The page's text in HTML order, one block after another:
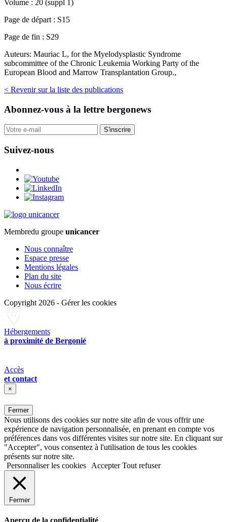
Volume : 20 (suppl 1)
Page de départ : S15
Page de fin : S29
Auteurs: Mauriac L, for the Myelodysplastic Syndrome
subcommittee of the Chronic Leukemia Working Party of the
European Blood and Marrow Transplantation Group.,
< Revenir sur la liste des publications
Abonnez-vous à la lettre bergonews
S'inscrire
Suivez-nous
Membredu groupe unicancer
Nous connaître
Espace presse
Mentions légales
Plan du site
Nous écrire
Copyright 2026 - Gérer les cookies
Hébergements
à proximité de Bergonié
Accès
et contact
×
Fermer
Nous utilisons des cookies sur notre site afin de vous offrir une
expérience de navigation personnalisée, en prenant en compte vos
préférences dans vos différentes visites sur notre site. En cliquant sur
"Accepter", vous consentez à l'utilisation de tous les cookies
présents sur notre site.
Personnaliser les cookies
Accepter Tout refuser
Fermer